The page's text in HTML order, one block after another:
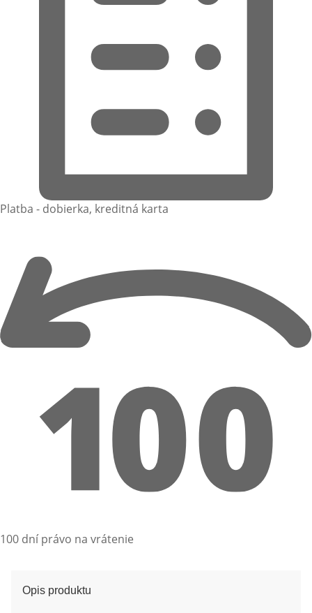
Platba - dobierka, kreditná karta
100 dní právo na vrátenie
Opis produktu